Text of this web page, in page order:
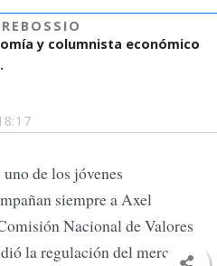
y columnista económico
de los jóvenes
siempre a Axel
Nacional de Valores
la regulación del mercado